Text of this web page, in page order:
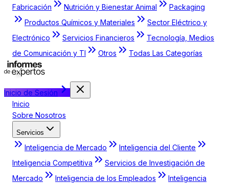
Fabricación
Nutrición y Bienestar Animal
Packaging
Productos Químicos y Materiales
Sector Eléctrico y
Electrónico
Servicios Financieros
Tecnología, Medios
de Comunicación y TI
Otros Todas Las Categorías
Inicio de Sesión
Inicio
Sobre Nosotros
Servicios
Inteligencia de Mercado
Inteligencia del Cliente
Inteligencia Competitiva
Servicios de Investigación de
Mercado
Inteligencia de los Empleados
Inteligencia